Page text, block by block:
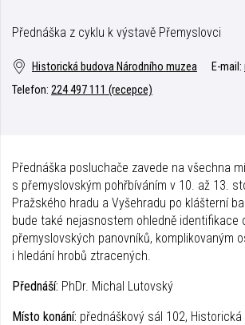
Přednáška z cyklu k výstavě Přemyslovci
Historická budova Národního muzea E-mail:
Telefon: 224 497 111 (recepce)
Přednáška posluchače zavede na všechna
s přemyslovským pohřbíváním v 10. až 13.
Pražského hradu a Vyšehradu po klášterní
bude také nejasnostem ohledně identifikace
přemyslovských panovníků, komplikovaným
i hledání hrobů ztracených.
Přednáší: PhDr. Michal Lutovský
Místo konání: přednáškový sál 102,